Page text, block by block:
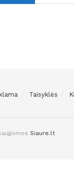
Taisyklės
Siaure.lt